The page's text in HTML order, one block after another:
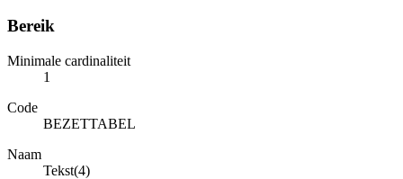
Bereik
Minimale cardinaliteit
1
Code
BEZETTABEL
Naam
Tekst(4)